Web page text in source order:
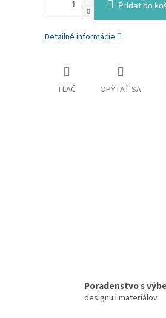
Pridať do
Detailné informácie
TLAČ OPÝTAŤ SA
Poradenstvo s
designu i materiálov